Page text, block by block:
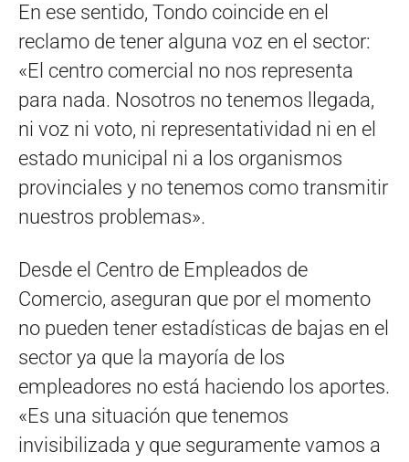
En ese sentido, Tondo coincide en el
reclamo de tener alguna voz en el sector:
«El centro comercial no nos representa
para nada. Nosotros no tenemos llegada,
ni voz ni voto, ni representatividad ni en el
estado municipal ni a los organismos
provinciales y no tenemos como transmitir
nuestros problemas».
Desde el Centro de Empleados de
Comercio, aseguran que por el momento
no pueden tener estadísticas de bajas en el
sector ya que la mayoría de los
empleadores no está haciendo los aportes.
«Es una situación que tenemos
invisibilizada y que seguramente vamos a